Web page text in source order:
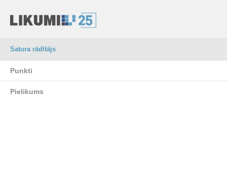
Satura rādītājs
Punkti
Pielikums